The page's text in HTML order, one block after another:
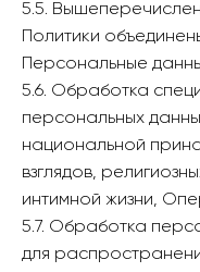
5.5.
Политики
Персональные
5.6. Обработка
персональных
национальной
взглядов,
интимной жизни,
5.7. Обработка
для